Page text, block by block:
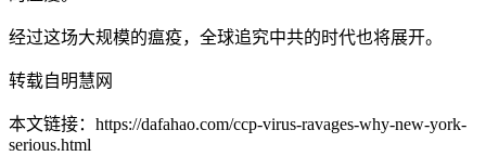
经过这场大规模的瘟疫，全球追究中共的时代也将展开。
转载自明慧网
本文链接：https://dafahao.com/ccp-virus-ravages-why-new-york-
serious.html